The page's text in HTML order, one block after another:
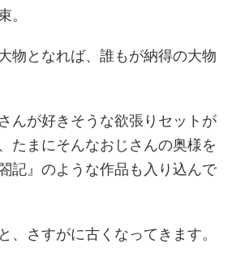
。
物となれば、誰もが納得の大物
んが好きそうな欲張りセットが
たまにそんなおじさんの奥様を
記』のような作品も入り込んで
、さすがに古くなってきます。